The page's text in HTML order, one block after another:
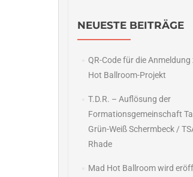
NEUESTE BEITRÄGE
QR-Code für die Anmeldung
Hot Ballroom-Projekt
T.D.R. – Auflösung der
Formationsgemeinschaft
Grün-Weiß Schermbeck /
Rhade
Mad Hot Ballroom wird